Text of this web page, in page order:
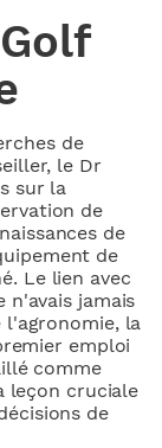
de
le Dr
sur la
de
de
de
Le lien avec
n'avais jamais
l'agronomie, la
emploi
comme
leçon cruciale
de